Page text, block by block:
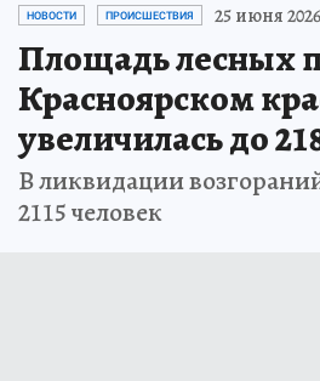
НОВОСТИ ПРОИСШЕСТВИЯ 25 июня
Площадь лесных
Красноярском
увеличилась до
В ликвидации
2115 человек